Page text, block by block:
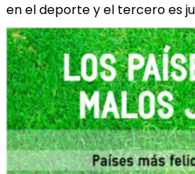
en el deporte y el tercero es